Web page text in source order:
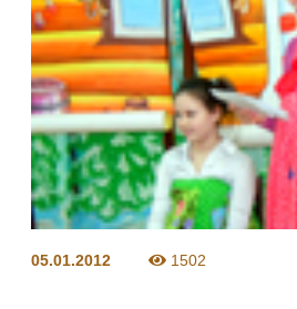
05.01.2012 1502